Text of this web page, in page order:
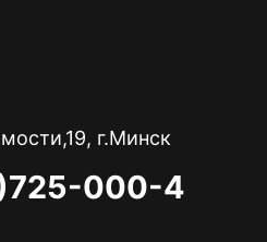
г.Минск
000-4